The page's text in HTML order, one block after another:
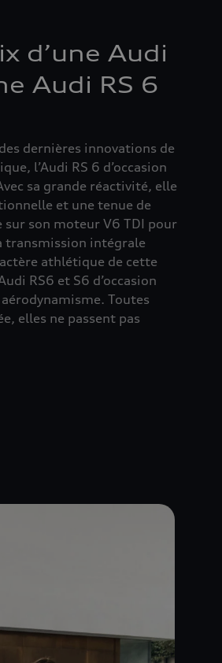
d’une Audi
Audi RS 6
dernières innovations de
l’Audi RS 6 d’occasion
sa grande réactivité, elle
et une tenue de
sur son moteur V6 TDI pour
transmission intégrale
athlétique de cette
RS6 et S6 d’occasion
Toutes
elles ne passent pas